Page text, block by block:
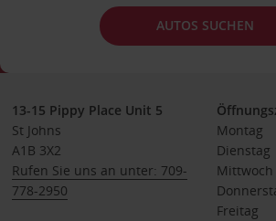
AUTOS SUCHEN
13-15 Pippy Place Unit 5
St Johns
A1B 3X2
Rufen Sie uns an unter: 709-
778-2950
Montag
Dienstag
Mittwoch
Freitag